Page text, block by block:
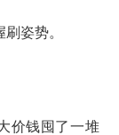
姿势。
价钱囤了一堆